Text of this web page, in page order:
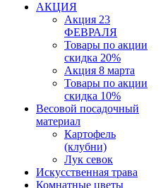
АКЦИЯ
Акция 23
ФЕВРАЛЯ
Товары по акции
скидка 20%
Акция 8 марта
Товары по акции
скидка 10%
Весовой посадочный
материал
Картофель
(клубни)
Лук севок
Искусственная трава
Комнатные цветы